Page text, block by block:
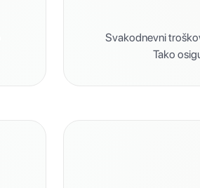
Svakodnevni
Tako